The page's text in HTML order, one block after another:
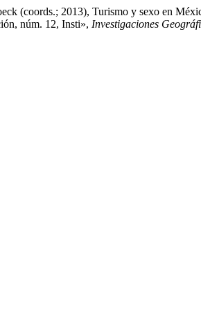
(coords.; 2013), Turismo y sexo en
núm. 12, Insti», Investigaciones